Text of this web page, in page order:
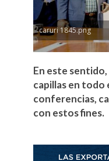
caruri 1845.png
En este
capillas en todo
conferencias,
con estos fines.